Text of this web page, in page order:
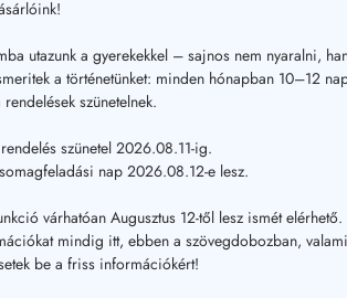
utazunk a gyerekekkel – sajnos nem nyaralni,
a történetünket: minden hónapban 10–12
szünetelnek.
szünetel 2026.08.11-ig.
nap 2026.08.12-e lesz.
várhatóan Augusztus 12-től lesz ismét elérhető.
mindig itt, ebben a szövegdobozban,
be a friss információkért!